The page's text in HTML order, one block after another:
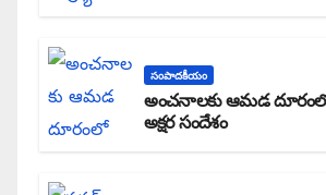
సంపాదకీయం
అంచనాలకు ఆమడ
అక్షర సందేశం